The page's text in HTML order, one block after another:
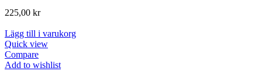
225,00 kr
Lägg till i varukorg
Quick view
Compare
Add to wishlist